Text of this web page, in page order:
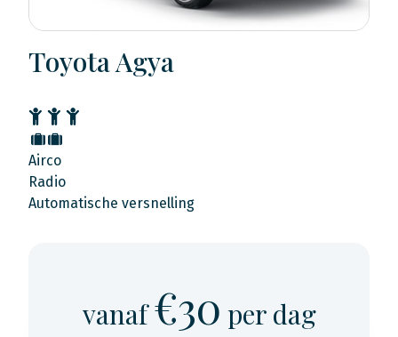
Toyota Agya
Airco
Radio
Automatische versnelling
vanaf€30 per dag